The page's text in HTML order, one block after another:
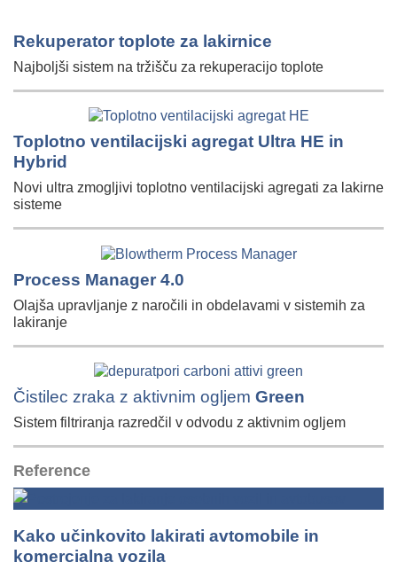
Rekuperator toplote za lakirnice
Najboljši sistem na tržišču za rekuperacijo toplote
Toplotno ventilacijski agregat Ultra HE in
Hybrid
Novi ultra zmogljivi toplotno ventilacijski agregati za lakirne
sisteme
Process Manager 4.0
Olajša upravljanje z naročili in obdelavami v sistemih za
lakiranje
Čistilec zraka z aktivnim ogljem Green
Sistem filtriranja razredčil v odvodu z aktivnim ogljem
Reference
Kako učinkovito lakirati avtomobile in
komercialna vozila